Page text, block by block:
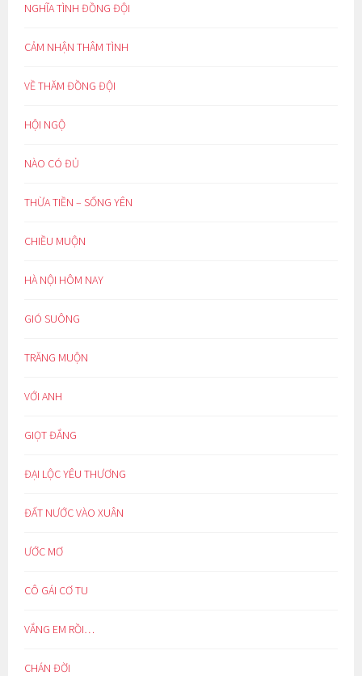
NGHĨA TÌNH ĐỒNG ĐỘI
CẢM NHẬN THÂM TÌNH
VỀ THĂM ĐỒNG ĐỘI
HỘI NGỘ
NÀO CÓ ĐỦ
THỪA TIỀN – SỐNG YÊN
CHIỀU MUỘN
HÀ NỘI HÔM NAY
GIÓ SUÔNG
TRĂNG MUỘN
VỚI ANH
GIỌT ĐẮNG
ĐẠI LỘC YÊU THƯƠNG
ĐẤT NƯỚC VÀO XUÂN
ƯỚC MƠ
CÔ GÁI CƠ TU
VẮNG EM RỒI…
CHÁN ĐỜI